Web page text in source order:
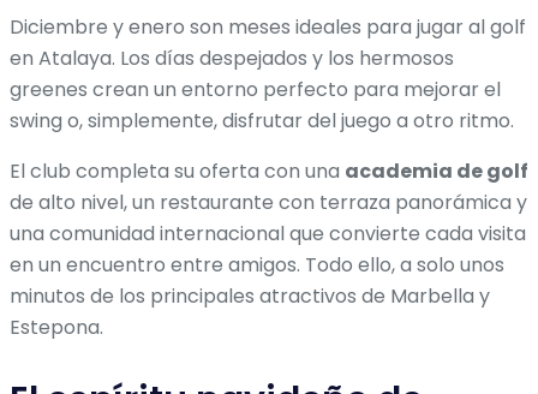
Diciembre y enero son meses ideales para jugar al golf
en Atalaya. Los días despejados y los hermosos
greenes crean un entorno perfecto para mejorar el
swing o, simplemente, disfrutar del juego a otro ritmo.
El club completa su oferta con una academia de golf
de alto nivel, un restaurante con terraza panorámica y
una comunidad internacional que convierte cada visita
en un encuentro entre amigos. Todo ello, a solo unos
minutos de los principales atractivos de Marbella y
Estepona.